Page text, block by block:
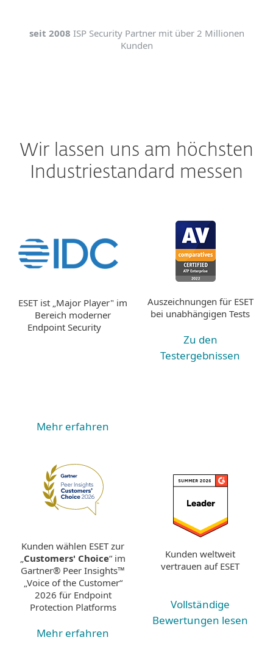
seit 2008 ISP Security Partner mit über 2 Millionen
Kunden
Wir lassen uns am höchsten
Industriestandard messen
ESET ist „Major Player" im
Bereich moderner
Endpoint Security
Mehr erfahren
Auszeichnungen für ESET
bei unabhängigen Tests
Zu den
Testergebnissen
Kunden wählen ESET zur
Customers' Choice“ im
Gartner® Peer Insights™
„Voice of the Customer“
2026 für Endpoint
Protection Platforms
Mehr erfahren
Kunden weltweit
vertrauen auf ESET
Vollständige
Bewertungen lesen